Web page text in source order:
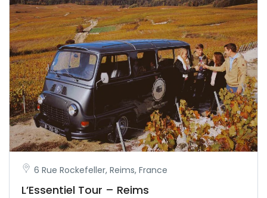
6 Rue Rockefeller, Reims, France
L’Essentiel Tour – Reims